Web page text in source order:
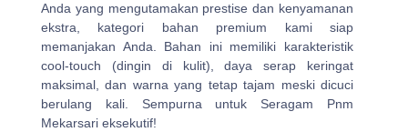
Anda yang mengutamakan prestise dan kenyamanan
ekstra, kategori bahan premium kami siap
memanjakan Anda. Bahan ini memiliki karakteristik
cool-touch (dingin di kulit), daya serap keringat
maksimal, dan warna yang tetap tajam meski dicuci
berulang kali. Sempurna untuk Seragam Pnm
Mekarsari eksekutif!